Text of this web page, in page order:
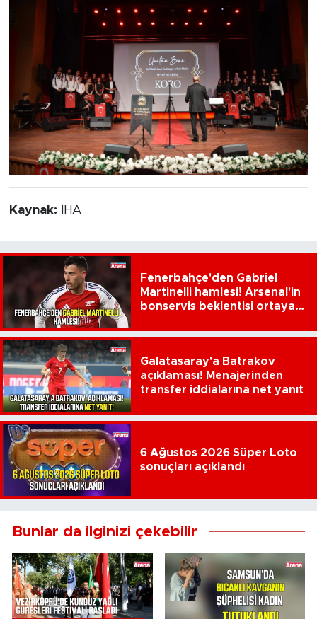
Kaynak: İHA
Fenerbahçe'den Gabriel
Martinelli hamlesi! Arsenal'in
bonservis beklentisi ortaya
Galatasaray'a Batrakov
açıklaması! Menajerinden
transfer iddialarına net yanıt
6 Ağustos 2026 Süper Loto
sonuçları açıklandı
Bunlar da ilginizi çekebilir